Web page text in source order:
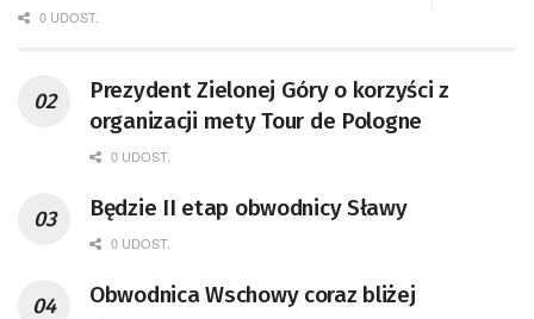
0 UDOST.
Prezydent Zielonej Góry o korzyści z
organizacji mety Tour de Pologne
0 UDOST.
Będzie II etap obwodnicy Sławy
0 UDOST.
Obwodnica Wschowy coraz bliżej